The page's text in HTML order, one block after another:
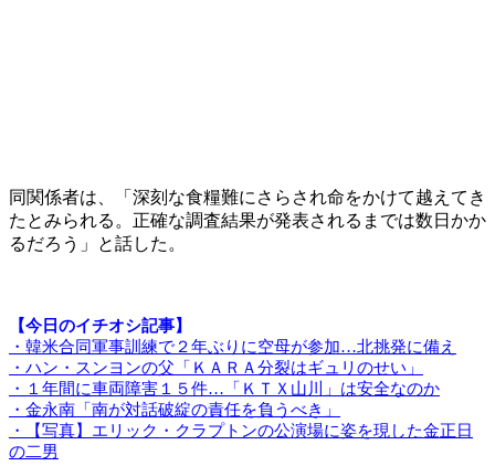
同関係者は、「深刻な食糧難にさらされ命をかけて越えてき
たとみられる。正確な調査結果が発表されるまでは数日かか
るだろう」と話した。
【今日のイチオシ記事】
・韓米合同軍事訓練で２年ぶりに空母が参加…北挑発に備え
・ハン・スンヨンの父「ＫＡＲＡ分裂はギュリのせい」
・１年間に車両障害１５件…「ＫＴＸ山川」は安全なのか
・金永南「南が対話破綻の責任を負うべき」
・【写真】エリック・クラプトンの公演場に姿を現した金正日
の二男